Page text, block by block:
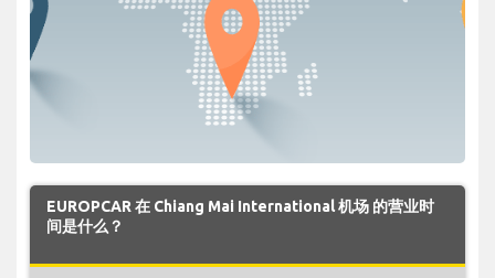
EUROPCAR 在 Chiang Mai International 机场 的营业时
间是什么？